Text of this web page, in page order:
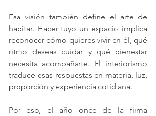
Esa visión también define el arte de
habitar. Hacer tuyo un espacio implica
reconocer cómo quieres vivir en él, qué
ritmo deseas cuidar y qué bienestar
necesita acompañarte. El interiorismo
traduce esas respuestas en materia, luz,
proporción y experiencia cotidiana.
Por eso, el año once de la firma